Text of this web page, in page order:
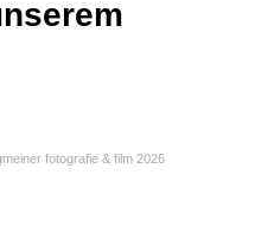
fotografie & film 2026